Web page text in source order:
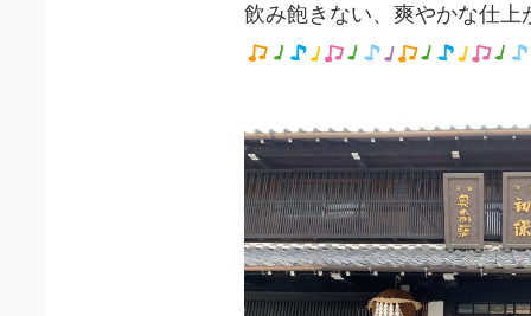
飲み飽きない、爽やかな仕